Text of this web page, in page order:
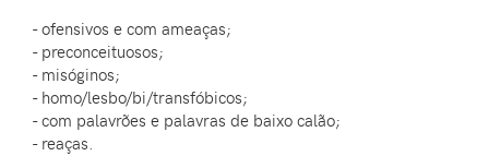
- ofensivos e com ameaças;
- preconceituosos;
- misóginos;
- homo/lesbo/bi/transfóbicos;
- com palavrões e palavras de baixo calão;
- reaças.